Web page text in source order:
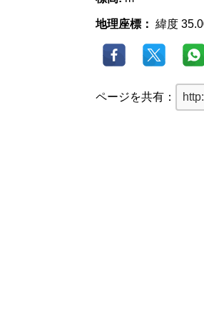
地理座標： 緯度
ページを共有：